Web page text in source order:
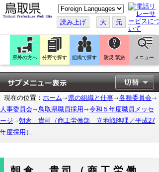
こ
の
ペ
ー
ジ
翻
訳
す
る
読み上げ 大 元
県外の方へ 分野で探す 組織で探す 防災 緊急 メニュー
現在の位置： ホーム 県の組織と仕事
各種委員会
人事委員会
鳥取県職員採用
令和５年度職員メッセ
ージ
朝倉 貴司（商工労働部 立地戦略課／平成27
年度採用）